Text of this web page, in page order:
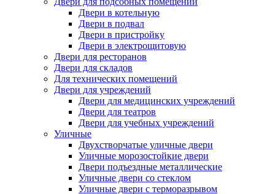
Двери в котельную
Двери в подвал
Двери в пристройку
Двери в электрощитовую
Двери для ресторанов
Двери для складов
Для технических помещений
Двери для учреждений
Двери для медицинских учреждений
Двери для театров
Двери для учебных учреждений
Уличные
Двухстворчатые уличные двери
Уличные морозостойкие двери
Двери подъездные металлические
Уличные двери со стеклом
Уличные двери с терморазрывом